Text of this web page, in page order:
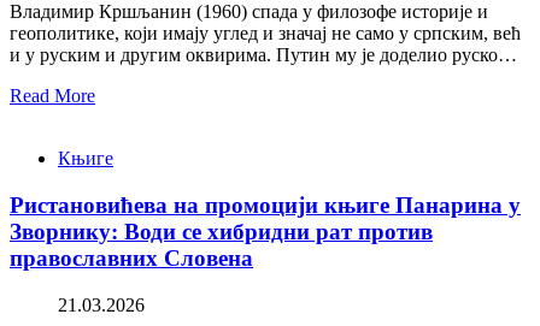
Владимир Кршљанин (1960) спада у филозофе историје и
геополитике, који имају углед и значај не само у српским, већ
и у руским и другим оквирима. Путин му је доделио руско…
Read More
Књиге
Ристановићева на промоцији књиге Панарина у
Зворнику: Води се хибридни рат против
православних Словена
21.03.2026